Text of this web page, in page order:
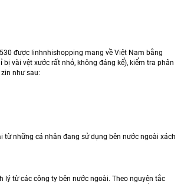
được linhnhishopping mang về Việt Nam bằng
vài vệt xước rất nhỏ, không đáng kể), kiểm tra phân
như sau:
từ những cá nhân đang sử dụng bên nước ngoài xách
lý từ các công ty bên nước ngoài. Theo nguyên tắc